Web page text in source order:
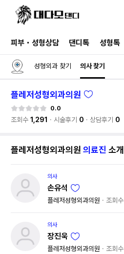
피부・성형상담 댄디톡 성형톡
성형외과 찾기 의사 찾기
플레저성형외과의원
0.0
조회수1,291 시술후기 0 상담후기 0
플레저성형외과의원 의료진 소개
의사
손유석
플레저성형외과의원 조회수
의사
장진욱
플레저성형외과의원 조회수